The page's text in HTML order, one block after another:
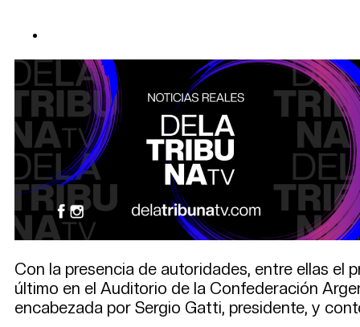
Con la presencia de autoridades, entre ellas el
último en el Auditorio de la Confederación
encabezada por Sergio Gatti, presidente, y